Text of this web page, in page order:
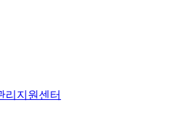
리지원센터